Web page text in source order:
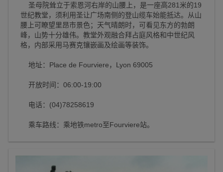
圣母院耸立于索恩河右岸的山腰上，是一座高281米的19
世纪教堂，须利用圣让广场南侧的登山缆车始能抵达。从山
腰上可瞭望里昂市景色；天气晴朗时，可看见东方的勃朗
峰，山势十分雄伟。教堂外观融合拜占庭风格和中世纪风
格，内部采用马赛克镶嵌画及绘画等装饰。
地址：Place de Fourviere，Lyon 69005
开放时间：06:00-19:00
电话：(04)78258619
乘车路线：乘地铁metro至Fourviere站。